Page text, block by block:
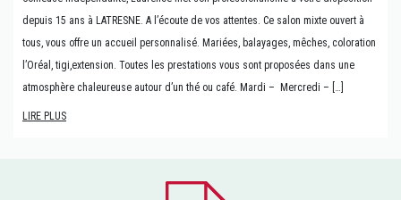
depuis 15 ans à LATRESNE. A l’écoute de vos attentes. Ce salon mixte ouvert à
tous, vous offre un accueil personnalisé. Mariées, balayages, mêches, coloration
l’Oréal, tigi,extension. Toutes les prestations vous sont proposées dans une
atmosphère chaleureuse autour d’un thé ou café. Mardi – Mercredi – […]
LIRE PLUS